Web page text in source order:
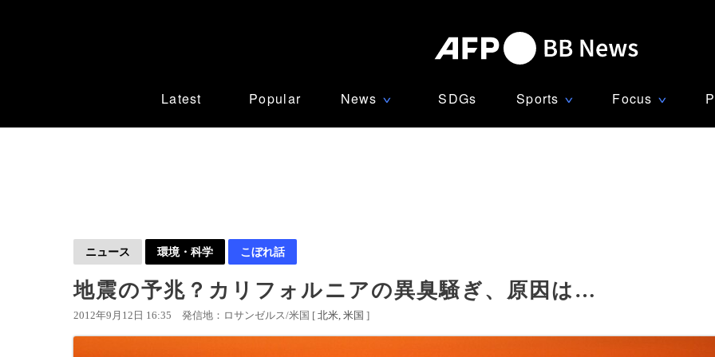
Latest Popular News ∨ SDGs Sports ∨ Focus ∨
ニュース 環境・科学 こぼれ話
地震の予兆？カリフォルニアの異臭騒ぎ、原因は…
2012年9月12日 16:35 発信地：ロサンゼルス/米国 [ 北米 米国 ]